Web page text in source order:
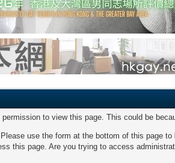
to view this page. This could be
use the form at the bottom of this page to
this page. Are you trying to access